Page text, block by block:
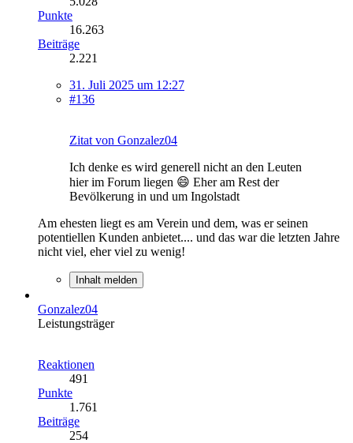
Punkte
16.263
Beiträge
2.221
31. Juli 2025 um 12:27
#136
Zitat von Gonzalez04
Ich denke es wird generell nicht an den Leuten
hier im Forum liegen 😄 Eher am Rest der
Bevölkerung in und um Ingolstadt
Am ehesten liegt es am Verein und dem, was er seinen
potentiellen Kunden anbietet.... und das war die letzten Jahre
nicht viel, eher viel zu wenig!
Inhalt melden
Gonzalez04
Leistungsträger
Reaktionen
491
Punkte
1.761
Beiträge
254